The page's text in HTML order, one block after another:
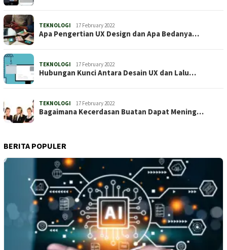
TEKNOLOGI 17 February 2022
Apa Pengertian UX Design dan Apa Bedanya…
TEKNOLOGI 17 February 2022
Hubungan Kunci Antara Desain UX dan Lalu…
TEKNOLOGI 17 February 2022
Bagaimana Kecerdasan Buatan Dapat Mening…
BERITA POPULER